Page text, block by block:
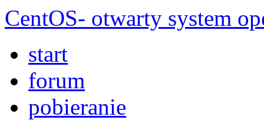
CentOS- otwarty system
start
forum
pobieranie